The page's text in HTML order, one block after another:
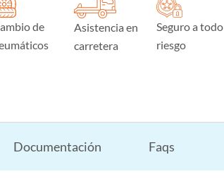
de
Asistencia en
carretera
Seguro a todo
riesgo
Documentación Faqs